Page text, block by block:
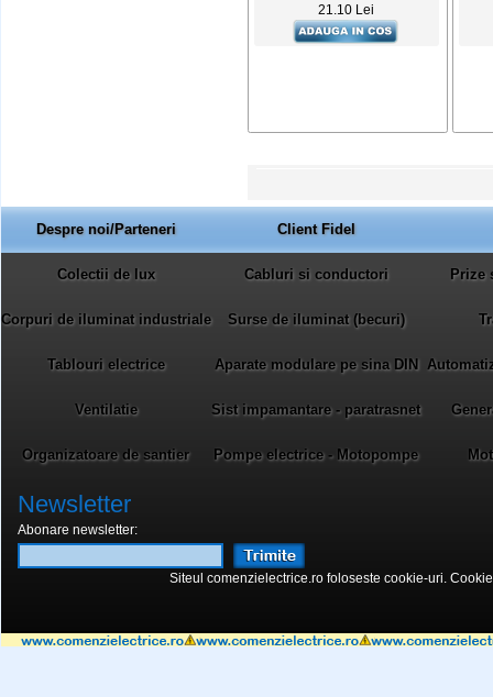
21.10 Lei
Despre noi/Parteneri Client Fidel
Colectii de lux Cabluri si conductori Prize
Corpuri de iluminat industriale Surse de iluminat (becuri)
Tablouri electrice Aparate modulare pe sina DIN
Ventilatie Sist impamantare - paratrasnet
Organizatoare de santier Pompe electrice - Motopompe
Newsletter
Abonare newsletter:
Siteul comenzielectrice.ro foloseste cookie-uri.